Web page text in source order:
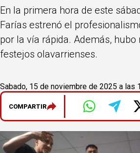
En la primera hora de este
Farías estrenó el
por la vía rápida. Además, hubo
festejos olavarrienses.
Sabado, 15 de noviembre de 2025 a las
COMPARTIR